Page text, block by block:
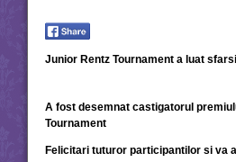
Junior Rentz Tournament a luat
A fost desemnat castigatorul
Tournament
Felicitari tuturor participantilor si va